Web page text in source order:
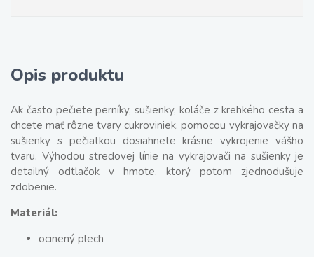
Opis produktu
Ak často pečiete perníky, sušienky, koláče z krehkého cesta a
chcete mať rôzne tvary cukroviniek, pomocou vykrajovačky na
sušienky s pečiatkou dosiahnete krásne vykrojenie vášho
tvaru. Výhodou stredovej línie na vykrajovači na sušienky je
detailný odtlačok v hmote, ktorý potom zjednodušuje
zdobenie.
Materiál:
ocinený plech